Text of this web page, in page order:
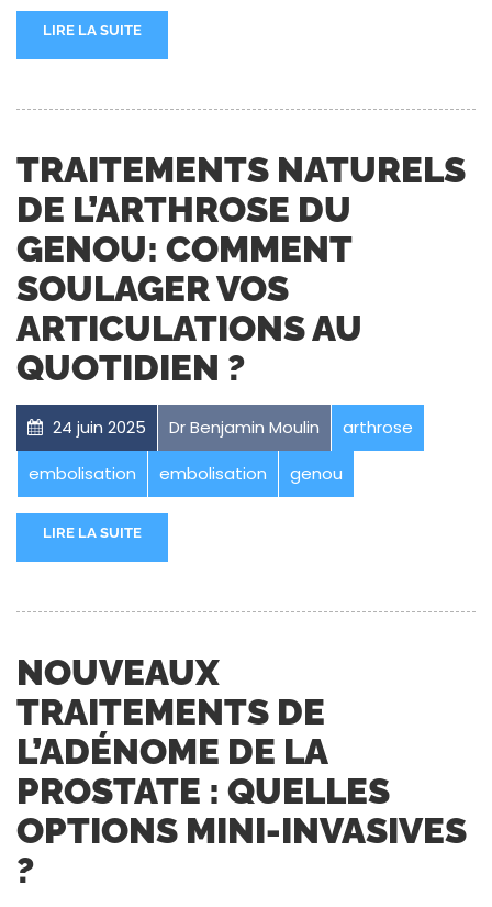
LIRE LA SUITE
TRAITEMENTS NATURELS
DE L’ARTHROSE DU
GENOU: COMMENT
SOULAGER VOS
ARTICULATIONS AU
QUOTIDIEN ?
24 juin 2025 Dr Benjamin Moulin
arthrose
embolisation
embolisation genou
LIRE LA SUITE
NOUVEAUX
TRAITEMENTS DE
L’ADÉNOME DE LA
PROSTATE : QUELLES
OPTIONS MINI-INVASIVES
?